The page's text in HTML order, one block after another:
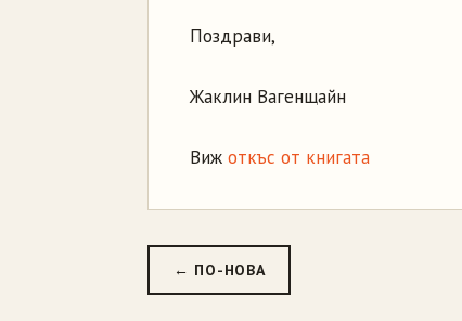
Поздрави,
Жаклин Вагенщайн
Виж откъс от книгата
← ПО-НОВА